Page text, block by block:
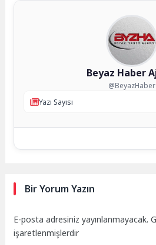
Beyaz Haber
@BeyazHaber
Yazı Sayısı
Bir Yorum Yazın
E-posta adresiniz yayınlanmayacak.
işaretlenmişlerdir